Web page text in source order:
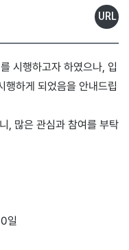
URL
시행하고자 하였으나, 입
행하게 되었음을 안내드립
, 많은 관심과 참여를 부탁
일